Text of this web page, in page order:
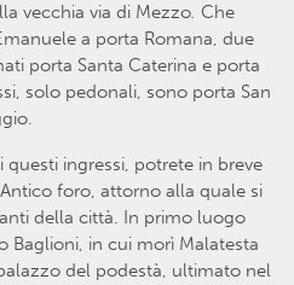
vecchia via di Mezzo. Che
a porta Romana, due
porta Santa Caterina e porta
solo pedonali, sono porta San
ingressi, potrete in breve
foro, attorno alla quale si
della città. In primo luogo
Baglioni, in cui morì Malatesta
del podestà, ultimato nel